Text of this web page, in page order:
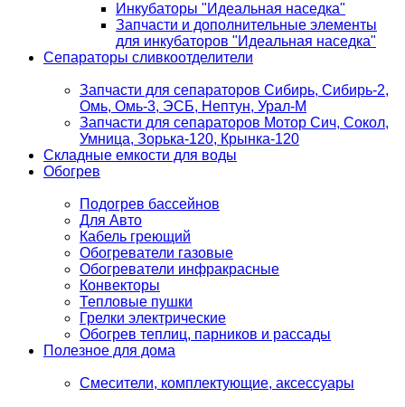
Инкубаторы "Идеальная наседка"
Запчасти и дополнительные элементы
для инкубаторов "Идеальная наседка"
Сепараторы сливкоотделители
Запчасти для сепараторов Сибирь, Сибирь-2,
Омь, Омь-3, ЭСБ, Нептун, Урал-М
Запчасти для сепараторов Мотор Сич, Сокол,
Умница, Зорька-120, Крынка-120
Складные емкости для воды
Обогрев
Подогрев бассейнов
Для Авто
Кабель греющий
Обогреватели газовые
Обогреватели инфракрасные
Конвекторы
Тепловые пушки
Грелки электрические
Обогрев теплиц, парников и рассады
Полезное для дома
Смесители, комплектующие, аксессуары